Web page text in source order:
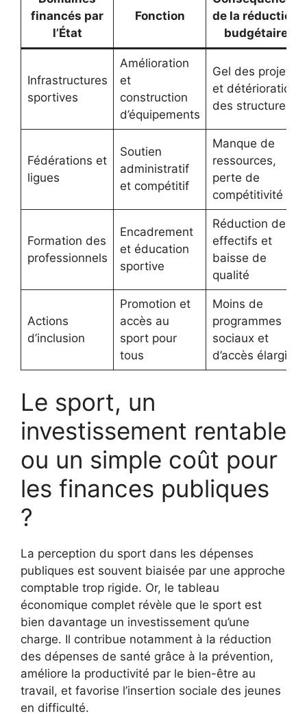
financés par
l’État
Fonction
de la réduction
budgétaire
Infrastructures
sportives
Amélioration
et
construction
d’équipements
Gel des projets
et détérioration
des structures
Fédérations et
ligues
Soutien
administratif
et compétitif
Manque de
ressources,
perte de
compétitivité
Formation des
professionnels
Encadrement
et éducation
sportive
Réduction des
effectifs et
baisse de
qualité
Actions
d’inclusion
Promotion et
accès au
sport pour
tous
Moins de
programmes
sociaux et
d’accès élargi
Le sport, un
investissement rentable
ou un simple coût pour
les finances publiques
?
La perception du sport dans les dépenses
publiques est souvent biaisée par une approche
comptable trop rigide. Or, le tableau
économique complet révèle que le sport est
bien davantage un investissement qu’une
charge. Il contribue notamment à la réduction
des dépenses de santé grâce à la prévention,
améliore la productivité par le bien-être au
travail, et favorise l’insertion sociale des jeunes
en difficulté.